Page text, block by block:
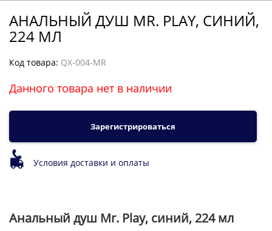
АНАЛЬНЫЙ ДУШ MR. PLAY, СИНИЙ,
224 МЛ
Код товара: QX-004-MR
Данного товара нет в наличии
Зарегистрироваться
Условия доставки и оплаты
Анальный душ Mr. Play, синий, 224 мл